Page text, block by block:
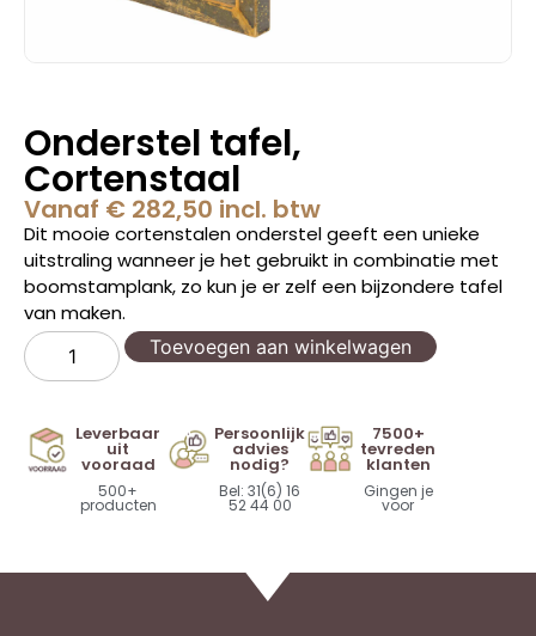
Onderstel tafel,
Cortenstaal
Vanaf € 282,50 incl. btw
Dit mooie cortenstalen onderstel geeft een unieke
uitstraling wanneer je het gebruikt in combinatie met
boomstamplank, zo kun je er zelf een bijzondere tafel
van maken.
Toevoegen aan winkelwagen
Leverbaar
uit
vooraad
500+
producten
Persoonlijk
advies
nodig?
Bel: 31(6) 16
52 44 00
7500+
tevreden
klanten
Gingen je
voor